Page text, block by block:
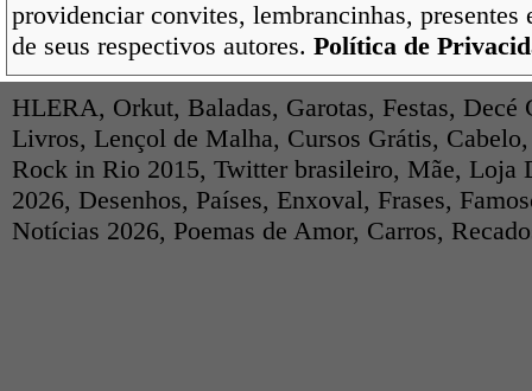
providenciar convites, lembrancinhas, presentes
de seus respectivos autores. Política de
HLERA, Orkut, Baladas, Garotas, Festas, Decé
Livros, Lençol de Malha, Cursos Grátis, Cabelo
Rock in Rio 2015, Twitter brasileiro, Mãe, Loja
2026, Desenhos, Países, Enxoval, Frases,
Notícias 2026, Poemas de Amor, Carros,